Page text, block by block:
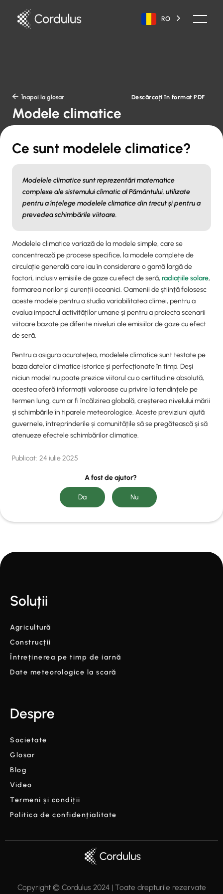
RO
 Înapoi la glosar Descărcați în format PDF
Modele climatice
Ce sunt modelele climatice?
Modelele climatice sunt reprezentări matematice
complexe ale sistemului climatic al Pământului, utilizate
pentru a înțelege modelele climatice din trecut și pentru a
prevedea schimbările viitoare.
Modelele climatice variază de la modele simple, care se
concentrează pe procese specifice, la modele complete de
circulație generală care iau în considerare o gamă largă de
factori, inclusiv emisiile de gaze cu efect de seră, radiațiile solare,
formarea norilor și curenții oceanici. Oamenii de știință folosesc
aceste modele pentru a studia variabilitatea climei, pentru a
evalua impactul activităților umane și pentru a proiecta scenarii
viitoare bazate pe diferite niveluri ale emisiilor de gaze cu efect
de seră.
Pentru a asigura acuratețea, modelele climatice sunt testate pe
baza datelor climatice istorice și perfecționate în timp. Deși
niciun model nu poate prezice viitorul cu o certitudine absolută,
acestea oferă informații valoroase cu privire la tendințele pe
termen lung, cum ar fi încălzirea globală, creșterea nivelului mării
și schimbările în tiparele meteorologice. Aceste previziuni ajută
guvernele, întreprinderile și comunitățile să se pregătească și să
atenueze efectele schimbărilor climatice.
Publicat: 24 iulie 2025
A fost de ajutor?
Soluții
Agricultură
Construcții
Întreținerea pe timp de iarnă
Date meteorologice la scară
Despre
Societate
Glosar
Blog
Video
Termeni și condiții
Politica de confidențialitate
Copyright © Cordulus 2024 | Toate drepturile rezervate